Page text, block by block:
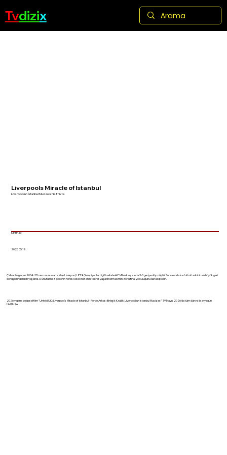
Tvdizix
Liverpools Miracle of Istanbul
Liverpoolun İstanbul Mucizesi Netflixte
NETFLIX
2026 05 19
Çalkantılı geçen 2004/05 sezonunun ardından Liverpool, UEFA Şampiyonlar Ligi finalinde AC Milan karşısında 3-0 geriye düşmüştü. Sonrasında ise futbol tarihinin en büyük geri
dönüşlerinden biri yaşandı. O unutulmaz gecenin nefes kesici her anını tekrar yaşatırken takımın zorlu final yolculuğunu da takip edin.
2026 yapımı belgesel film "Untold UK: Liverpool's Miracle of Istanbul - Perde Arkası Birleşik Krallık: Liverpool'un İstanbul Mucizesi" 19 Mayıs 2026'da tüm dünya ile aynı gün
Netflix'te.